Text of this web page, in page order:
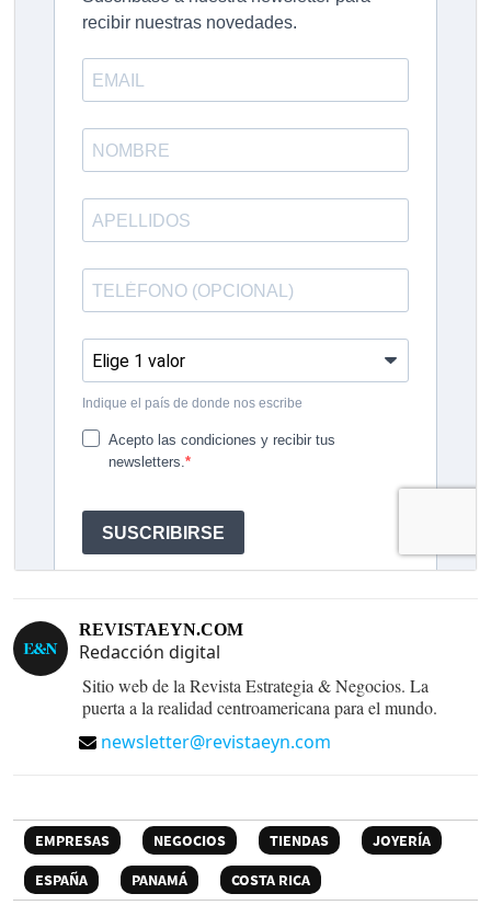
REVISTAEYN.COM
Redacción digital
Sitio web de la Revista Estrategia & Negocios. La
puerta a la realidad centroamericana para el mundo.
newsletter@revistaeyn.com
EMPRESAS NEGOCIOS TIENDAS
JOYERÍA
ESPAÑA
PANAMÁ COSTA RICA